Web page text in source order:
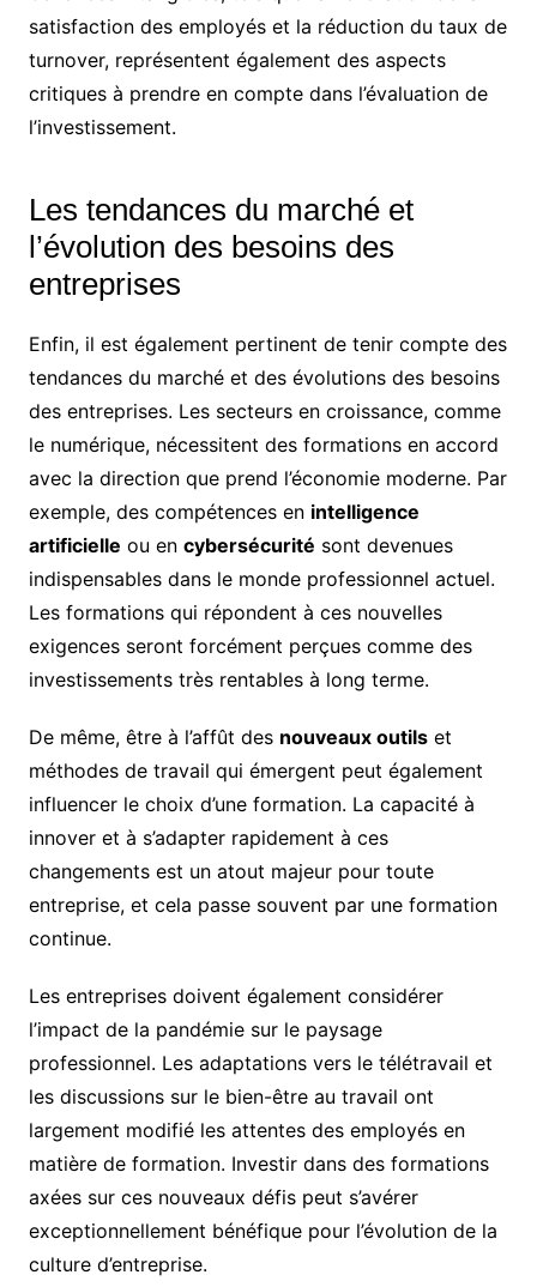
satisfaction des employés et la réduction du taux de
turnover, représentent également des aspects
critiques à prendre en compte dans l’évaluation de
l’investissement.
Les tendances du marché et
l’évolution des besoins des
entreprises
Enfin, il est également pertinent de tenir compte des
tendances du marché et des évolutions des besoins
des entreprises. Les secteurs en croissance, comme
le numérique, nécessitent des formations en accord
avec la direction que prend l’économie moderne. Par
exemple, des compétences en intelligence
artificielle ou en cybersécurité sont devenues
indispensables dans le monde professionnel actuel.
Les formations qui répondent à ces nouvelles
exigences seront forcément perçues comme des
investissements très rentables à long terme.
De même, être à l’affût des nouveaux outilset
méthodes de travail qui émergent peut également
influencer le choix d’une formation. La capacité à
innover et à s’adapter rapidement à ces
changements est un atout majeur pour toute
entreprise, et cela passe souvent par une formation
continue.
Les entreprises doivent également considérer
l’impact de la pandémie sur le paysage
professionnel. Les adaptations vers le télétravail et
les discussions sur le bien-être au travail ont
largement modifié les attentes des employés en
matière de formation. Investir dans des formations
axées sur ces nouveaux défis peut s’avérer
exceptionnellement bénéfique pour l’évolution de la
culture d’entreprise.